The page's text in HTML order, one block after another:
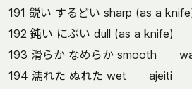
191 鋭い するどい sharp (as a
192 鈍い にぶい dull (as a
193 滑らか なめらか smooth
194 濡れた ぬれた wet ajeiti